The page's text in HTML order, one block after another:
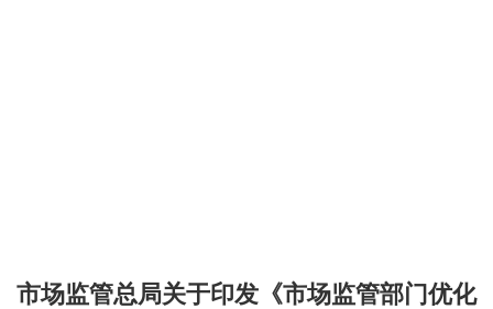
市场监管总局关于印发《市场监管部门优化